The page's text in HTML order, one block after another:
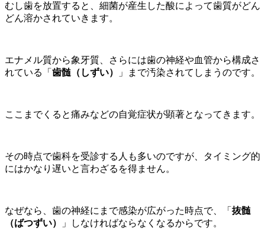
むし歯を放置すると、細菌が産生した酸によって歯質がどん
どん溶かされていきます。
エナメル質から象牙質、さらには歯の神経や血管から構成さ
れている「 歯髄（しずい） 」まで汚染されてしまうのです。
ここまでくると痛みなどの自覚症状が顕著となってきます。
その時点で歯科を受診する人も多いのですが、タイミング的
にはかなり遅いと言わざるを得ません。
なぜなら、歯の神経にまで感染が広がった時点で、「 抜髄
（ばつずい）
」しなければならなくなるからです。